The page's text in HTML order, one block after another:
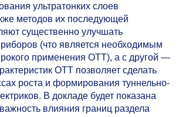
ультратонких слоев
методов их последующей
существенно улучшать
(что является необходимым
применения ОТТ), а с другой —
ОТТ позволяет сделать
роста и формирования туннельно-
В докладе будет показана
влияния границ раздела